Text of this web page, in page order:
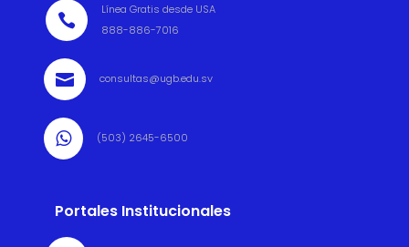

Línea Gratis desde USA
888-886-7016
 consultas@ugb.edu.sv
 (503) 2645-6500
Portales Institucionales